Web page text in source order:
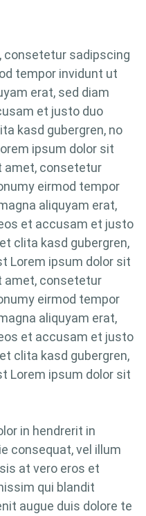
consetetur sadipscing
tempor invidunt ut
erat, sed diam
et justo duo
kasd gubergren, no
ipsum dolor sit
amet, consetetur
eirmod tempor
aliquyam erat,
et accusam et justo
clita kasd gubergren,
Lorem ipsum dolor sit
amet, consetetur
eirmod tempor
aliquyam erat,
et accusam et justo
clita kasd gubergren,
Lorem ipsum dolor sit
in hendrerit in
consequat, vel illum
at vero eros et
qui blandit
augue duis dolore te